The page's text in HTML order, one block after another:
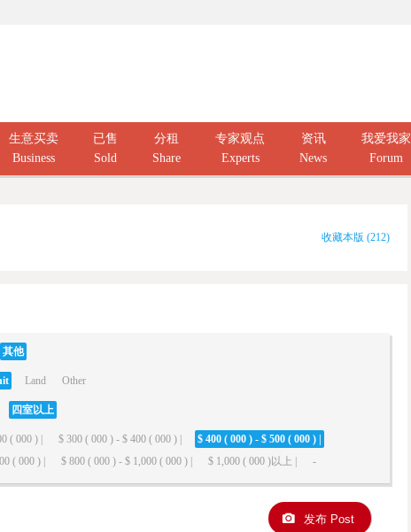
生意买卖
Business
已售
Sold
分租
Share
专家观点
Experts
资讯
News
我爱我家
Forum
收藏本版 (212)
其他
Land Other
四室以上
( 000 ) | $ 300 ( 000 ) - $ 400 ( 000 ) |
$ 400 ( 000 ) - $ 500 ( 000 ) |
( 000 ) | $ 800 ( 000 ) - $ 1,000 ( 000 ) | $ 1,000 ( 000 )以上 | -
发布 Post